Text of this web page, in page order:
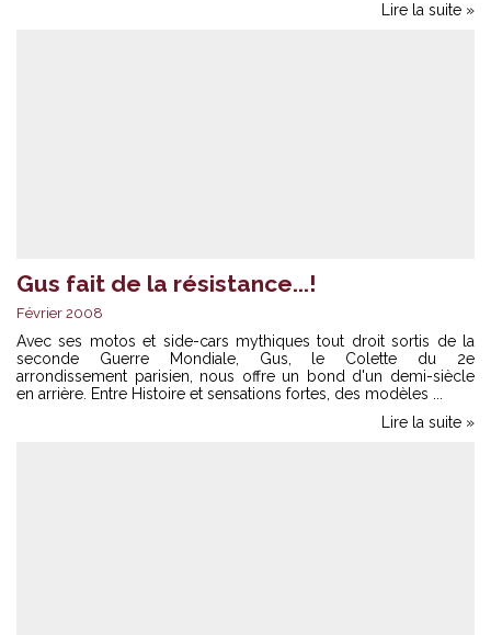
Lire la suite »
Gus fait de la résistance...!
Février 2008
Avec ses motos et side-cars mythiques tout droit sortis de la
seconde Guerre Mondiale, Gus, le Colette du 2e
arrondissement parisien, nous offre un bond d'un demi-siècle
en arrière. Entre Histoire et sensations fortes, des modèles ...
Lire la suite »